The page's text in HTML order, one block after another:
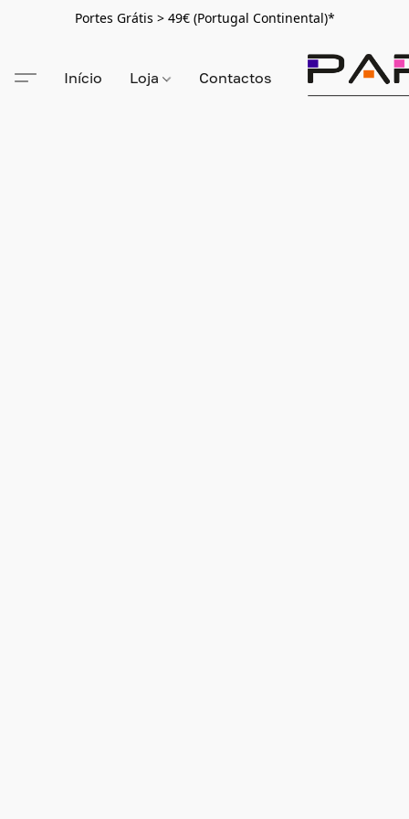
Portes Grátis > 49€ (Portugal Continental)*
Início Loja Contactos